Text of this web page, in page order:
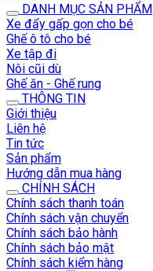
DANH MỤC SẢN PHẨM
Xe đẩy gấp gọn cho bé
Ghế ô tô cho bé
Xe tập đi
Nôi cũi dù
Ghế ăn - Ghế rung
THÔNG TIN
Giới thiệu
Liên hệ
Tin tức
Sản phẩm
Hướng dẫn mua hàng
CHÍNH SÁCH
Chính sách thanh toán
Chính sách vận chuyển
Chính sách bảo hành
Chính sách bảo mật
Chính sách kiểm hàng